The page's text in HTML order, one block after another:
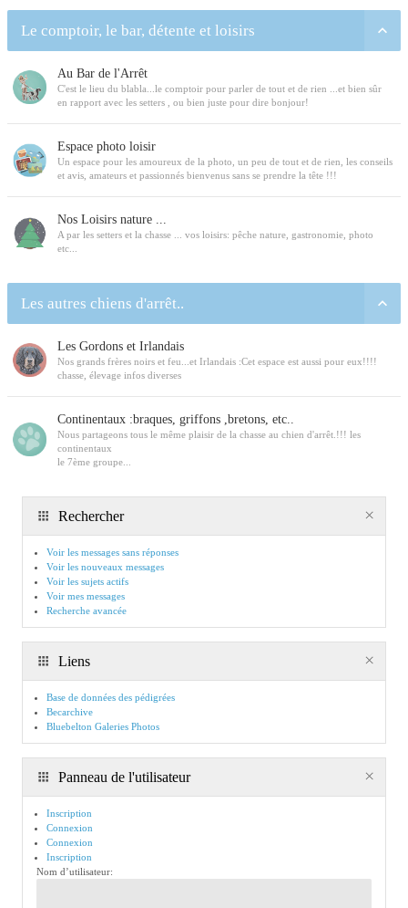
Le comptoir, le bar, détente et loisirs
Au Bar de l'Arrêt
C'est le lieu du blabla...le comptoir pour parler de tout et de rien ...et bien sûr
en rapport avec les setters , ou bien juste pour dire bonjour!
Espace photo loisir
Un espace pour les amoureux de la photo, un peu de tout et de rien, les conseils
et avis, amateurs et passionnés bienvenus sans se prendre la tête !!!
Nos Loisirs nature ...
A par les setters et la chasse ... vos loisirs: pêche nature, gastronomie, photo
etc...
Les autres chiens d'arrêt..
Les Gordons et Irlandais
Nos grands frères noirs et feu...et Irlandais :Cet espace est aussi pour eux!!!!
chasse, élevage infos diverses
Continentaux :braques, griffons ,bretons, etc..
Nous partageons tous le même plaisir de la chasse au chien d'arrêt.!!! les
continentaux
le 7ème groupe...
Rechercher
Voir les messages sans réponses
Voir les nouveaux messages
Voir les sujets actifs
Voir mes messages
Recherche avancée
Liens
Base de données des pédigrées
Becarchive
Bluebelton Galeries Photos
Panneau de l'utilisateur
Inscription
Connexion
Connexion
Inscription
Nom d’utilisateur: